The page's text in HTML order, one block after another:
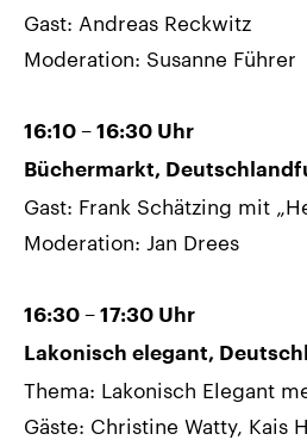
Gast: Andreas Reckwitz
Moderation: Susanne Führer
16:10 – 16:30 Uhr
Büchermarkt,
Gast: Frank Schätzing mit
Moderation: Jan Drees
16:30 – 17:30 Uhr
Lakonisch elegant,
Thema: Lakonisch Elegant
Gäste: Christine Watty, Kais